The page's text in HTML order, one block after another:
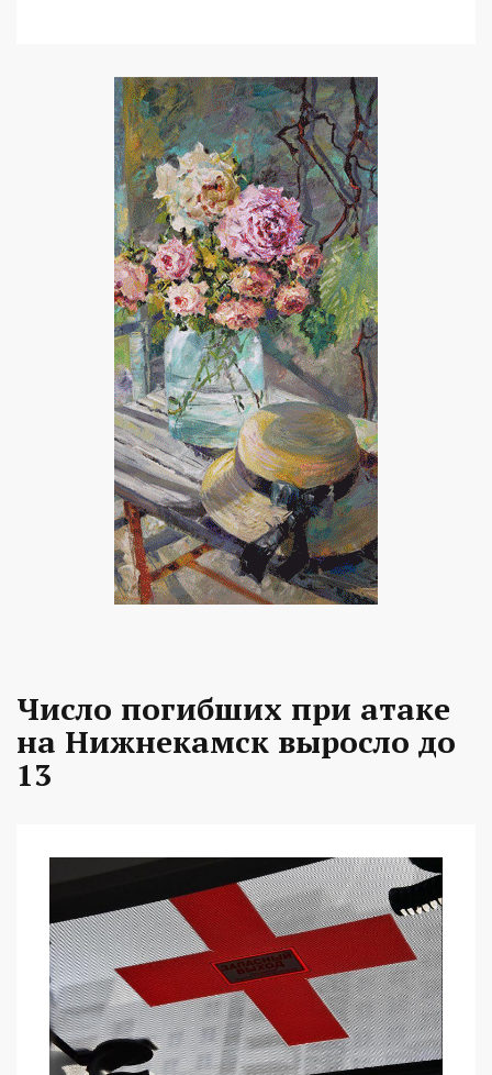
Число погибших при атаке
на Нижнекамск выросло до
13